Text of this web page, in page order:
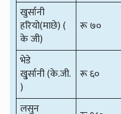
खुर्सानी
हरियो(माछे) (
के जी)
रू ७०
भेडे
खु्र्सानी (के.जी.
)
रू ६०
लसुन